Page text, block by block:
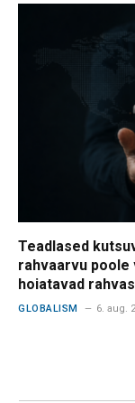
Teadlased
rahvaarvu poole
hoiatavad
GLOBALISM 6. aug.